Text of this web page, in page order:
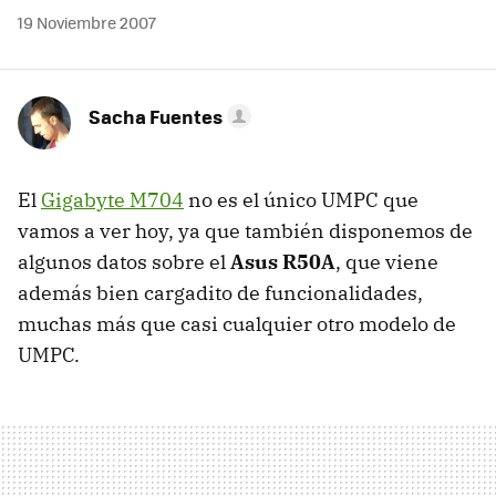
19 Noviembre 2007
Sacha Fuentes
El Gigabyte M704 no es el único UMPC que
vamos a ver hoy, ya que también disponemos de
algunos datos sobre elAsus R50A, que viene
además bien cargadito de funcionalidades,
muchas más que casi cualquier otro modelo de
UMPC.